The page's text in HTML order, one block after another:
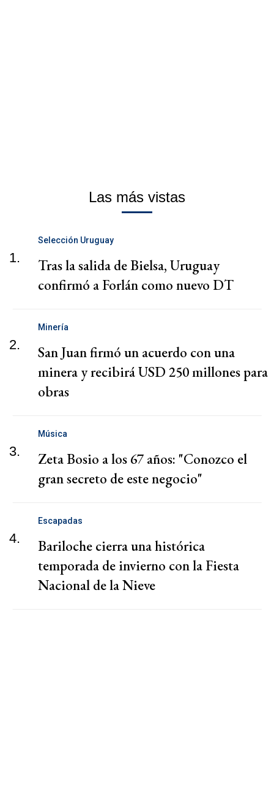
Las más vistas
1.
Selección Uruguay
Tras la salida de Bielsa, Uruguay
confirmó a Forlán como nuevo DT
2.
Minería
San Juan firmó un acuerdo con una
minera y recibirá USD 250 millones para
obras
3.
Música
Zeta Bosio a los 67 años: "Conozco el
gran secreto de este negocio"
4.
Escapadas
Bariloche cierra una histórica
temporada de invierno con la Fiesta
Nacional de la Nieve